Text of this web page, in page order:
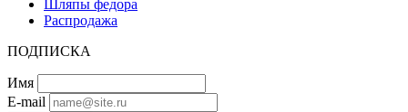
Шляпы федора
Распродажа
ПОДПИСКА
Имя
E-mail